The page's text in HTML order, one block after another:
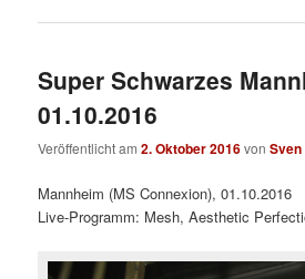
Super Schwarzes
01.10.2016
Veröffentlicht am2. Oktober 2016von
Mannheim (MS Connexion), 01.10.2016
Live-Programm: Mesh, Aesthetic